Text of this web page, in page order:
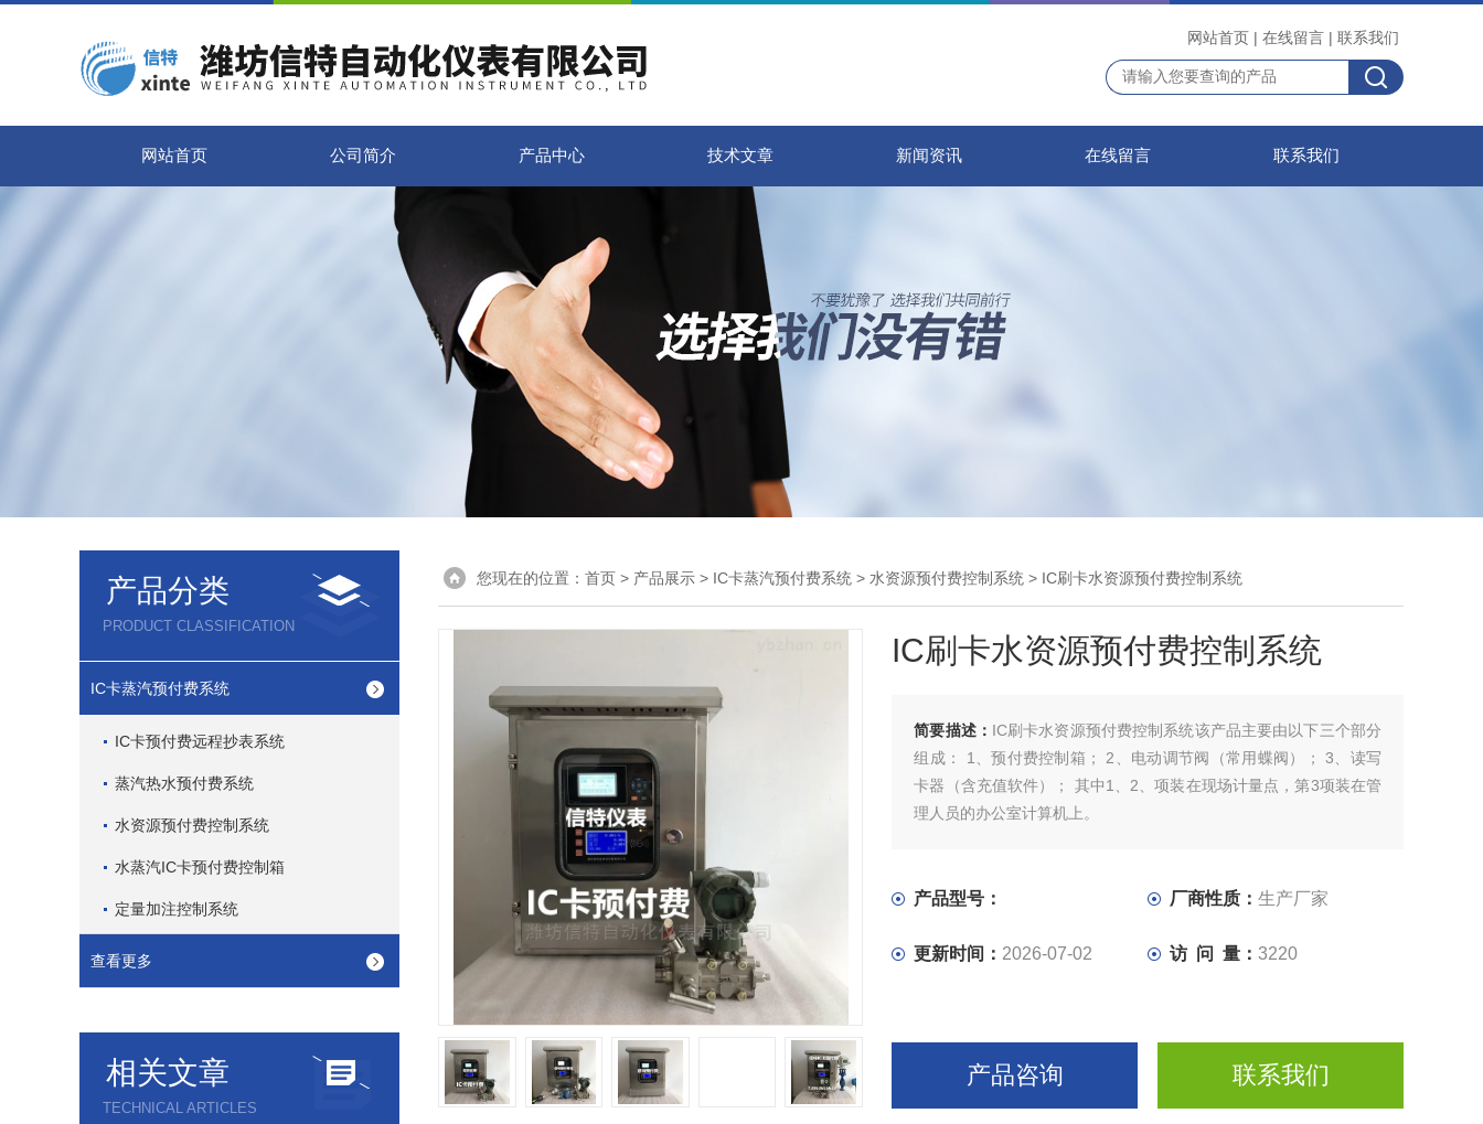
网站首页 | 在线留言 | 联系我们
网站首页 公司简介 产品中心 技术文章 新闻资讯 在线留言 联系我们
产品分类
PRODUCT CLASSIFICATION
IC卡蒸汽预付费系统
IC卡预付费远程抄表系统
蒸汽热水预付费系统
水资源预付费控制系统
水蒸汽IC卡预付费控制箱
定量加注控制系统
查看更多
相关文章
TECHNICAL ARTICLES
您现在的位置： 首页 > 产品展示 > IC卡蒸汽预付费系统 > 水资源预付费控制系统 > IC刷卡水资源预付费控制系统
IC刷卡水资源预付费控制系统
简要描述： IC刷卡水资源预付费控制系统该产品主要由以下三个部分
组成： 1、预付费控制箱； 2、电动调节阀（常用蝶阀）； 3、读写
卡器（含充值软件）； 其中1、2、项装在现场计量点，第3项装在管
理人员的办公室计算机上。
产品型号： 厂商性质：生产厂家
更新时间： 2026-07-02 访 问 量：3220
产品咨询 联系我们